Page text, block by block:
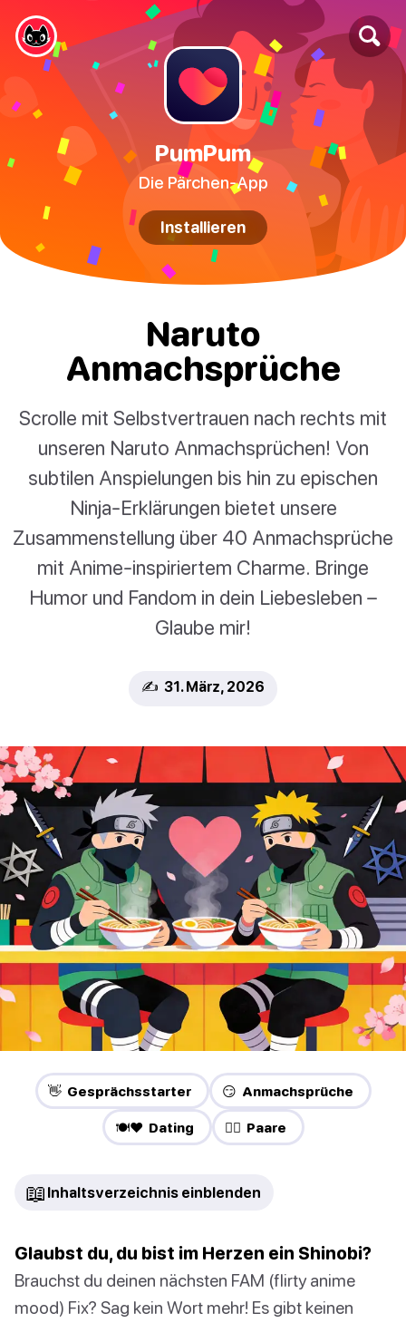
PumPum
Die Pärchen-App
Installieren
Naruto
Anmachsprüche
Scrolle mit Selbstvertrauen nach rechts mit
unseren Naruto Anmachsprüchen! Von
subtilen Anspielungen bis hin zu epischen
Ninja-Erklärungen bietet unsere
Zusammenstellung über 40 Anmachsprüche
mit Anime-inspiriertem Charme. Bringe
Humor und Fandom in dein Liebesleben –
Glaube mir!
✍️ 31. März, 2026
👋 Gesprächsstarter 😏 Anmachsprüche
🍽️❤️ Dating ❤️‍🔥 Paare
📖 Inhaltsverzeichnis einblenden
Glaubst du, du bist im Herzen ein Shinobi?
Brauchst du deinen nächsten FAM (flirty anime
mood) Fix? Sag kein Wort mehr! Es gibt keinen